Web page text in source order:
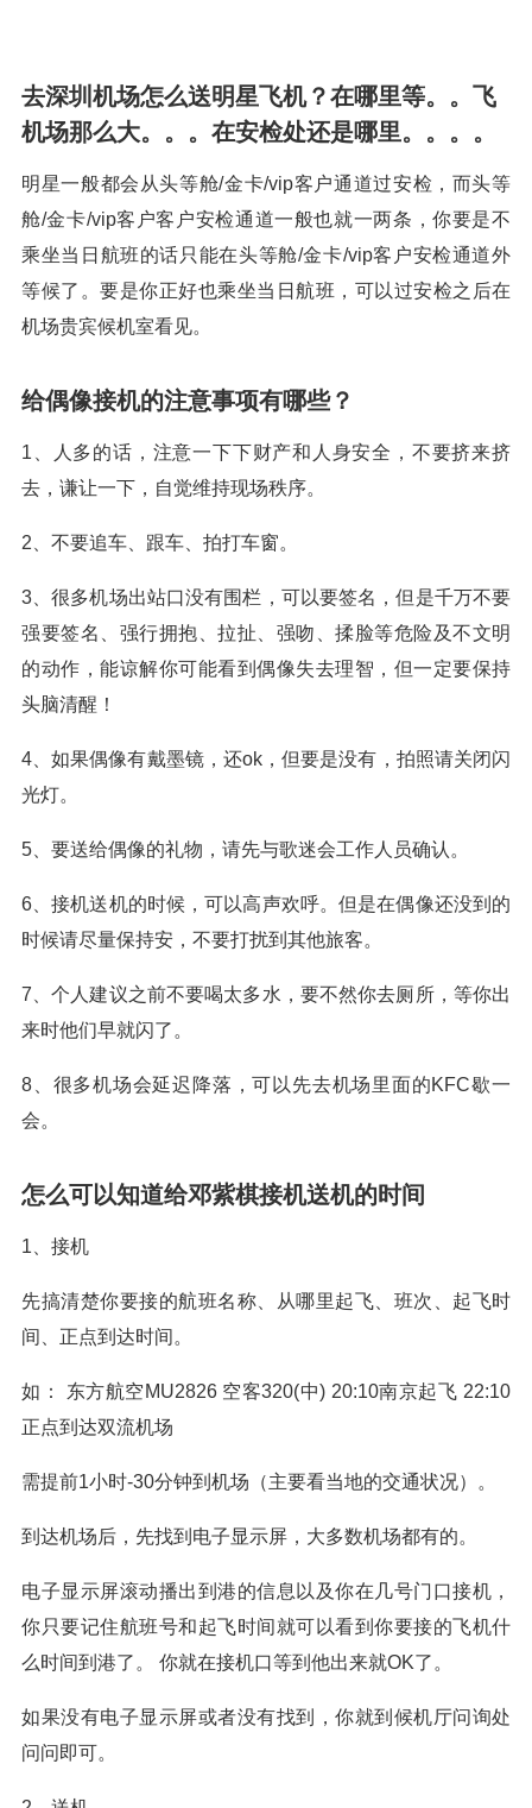
去深圳机场怎么送明星飞机？在哪里等。。飞
机场那么大。。。在安检处还是哪里。。。。
明星一般都会从头等舱/金卡/vip客户通道过安检，而头等
舱/金卡/vip客户客户安检通道一般也就一两条，你要是不
乘坐当日航班的话只能在头等舱/金卡/vip客户安检通道外
等候了。要是你正好也乘坐当日航班，可以过安检之后在
机场贵宾候机室看见。
给偶像接机的注意事项有哪些？
1、人多的话，注意一下下财产和人身安全，不要挤来挤
去，谦让一下，自觉维持现场秩序。
2、不要追车、跟车、拍打车窗。
3、很多机场出站口没有围栏，可以要签名，但是千万不要
强要签名、强行拥抱、拉扯、强吻、揉脸等危险及不文明
的动作，能谅解你可能看到偶像失去理智，但一定要保持
头脑清醒！
4、如果偶像有戴墨镜，还ok，但要是没有，拍照请关闭闪
光灯。
5、要送给偶像的礼物，请先与歌迷会工作人员确认。
6、接机送机的时候，可以高声欢呼。但是在偶像还没到的
时候请尽量保持安，不要打扰到其他旅客。
7、个人建议之前不要喝太多水，要不然你去厕所，等你出
来时他们早就闪了。
8、很多机场会延迟降落，可以先去机场里面的KFC歇一
会。
怎么可以知道给邓紫棋接机送机的时间
1、接机
先搞清楚你要接的航班名称、从哪里起飞、班次、起飞时
间、正点到达时间。
如： 东方航空MU2826 空客320(中) 20:10南京起飞 22:10
正点到达双流机场
需提前1小时-30分钟到机场（主要看当地的交通状况）。
到达机场后，先找到电子显示屏，大多数机场都有的。
电子显示屏滚动播出到港的信息以及你在几号门口接机，
你只要记住航班号和起飞时间就可以看到你要接的飞机什
么时间到港了。 你就在接机口等到他出来就OK了。
如果没有电子显示屏或者没有找到，你就到候机厅问询处
问问即可。